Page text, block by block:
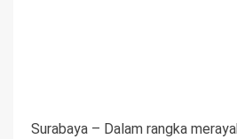
Surabaya – Dalam rangka